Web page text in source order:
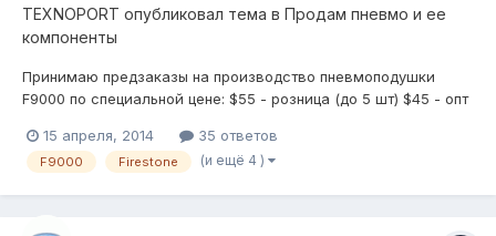
TEXNOPORT опубликовал тема в Продам пневмо и ее
компоненты
Принимаю предзаказы на производство пневмоподушки
F9000 по специальной цене: $55 - розница (до 5 шт) $45 - опт
подушек. Продажи будут происходить с 22.04.14 по 29.04.14.
Отгрузка по очередности заказа согласно списка, после...
15 апреля, 2014 35 ответов
F9000 Firestone (и ещё 4 )